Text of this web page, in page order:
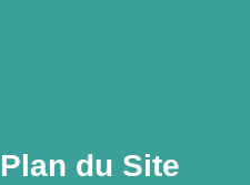
Plan du Site